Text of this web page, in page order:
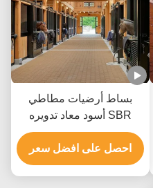
بساط أرضيات مطاطي
SBR أسود معاد تدويره
مقاوم للحريق ومقاوم
للتآكل
احصل على افضل سعر